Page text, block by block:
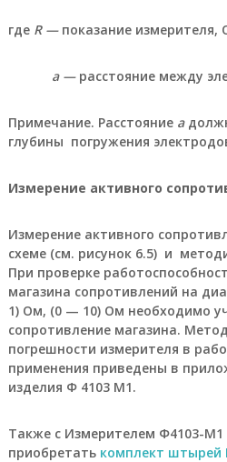
в
н
л
я
р
р
и
п
й
П
с
р
,
с
н
а
где R —показание измерителя,
а — расстояние между
Примечание. Расстояние a
глубины погружения
Измерение активного
Измерение активного
схеме (см. рисунок 6.5) и
При проверке
магазина сопротивлений на
1) Ом, (0 — 10) Ом необходимо
сопротивление магазина.
погрешности измерителя в
применения приведены в
изделия Ф 4103 М1.
Также с Измерителем Ф4103-М1
приобретать комплект штырей